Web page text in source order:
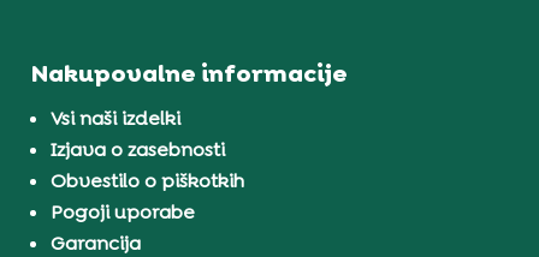
Nakupovalne informacije
Vsi naši izdelki
Izjava o zasebnosti
Obvestilo o piškotkih
Pogoji uporabe
Garancija